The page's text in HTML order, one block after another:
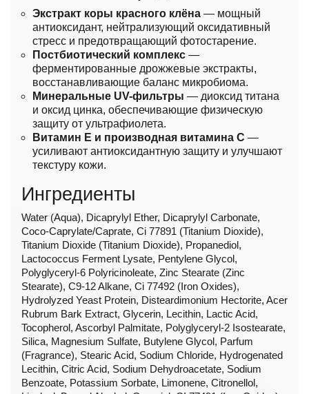
Экстракт коры красного клёна — мощный
антиоксидант, нейтрализующий оксидативный
стресс и предотвращающий фотостарение.
Постбиотический комплекс —
ферментированные дрожжевые экстракты,
восстанавливающие баланс микробиома.
Минеральные UV-фильтры — диоксид титана
и оксид цинка, обеспечивающие физическую
защиту от ультрафиолета.
Витамин E и производная витамина C —
усиливают антиоксидантную защиту и улучшают
текстуру кожи.
Ингредиенты
Water (Aqua), Dicaprylyl Ether, Dicaprylyl Carbonate,
Coco-Caprylate/Caprate, Ci 77891 (Titanium Dioxide),
Titanium Dioxide (Titanium Dioxide), Propanediol,
Lactococcus Ferment Lysate, Pentylene Glycol,
Polyglyceryl-6 Polyricinoleate, Zinc Stearate (Zinc
Stearate), C9-12 Alkane, Ci 77492 (Iron Oxides),
Hydrolyzed Yeast Protein, Disteardimonium Hectorite, Acer
Rubrum Bark Extract, Glycerin, Lecithin, Lactic Acid,
Tocopherol, Ascorbyl Palmitate, Polyglyceryl-2 Isostearate,
Silica, Magnesium Sulfate, Butylene Glycol, Parfum
(Fragrance), Stearic Acid, Sodium Chloride, Hydrogenated
Lecithin, Citric Acid, Sodium Dehydroacetate, Sodium
Benzoate, Potassium Sorbate, Limonene, Citronellol,